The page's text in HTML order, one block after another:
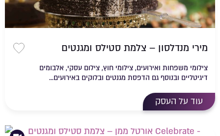
מירי מנדלסון – צלמת סטילס ומגנטים
צילומי משפחות ואירועים, צילומי חוץ, צילום עסקי, אלבומים
דיגיטליים ובנוסף גם הדפסת מגנטים ובלוקים באירועים...
עוד על העסק